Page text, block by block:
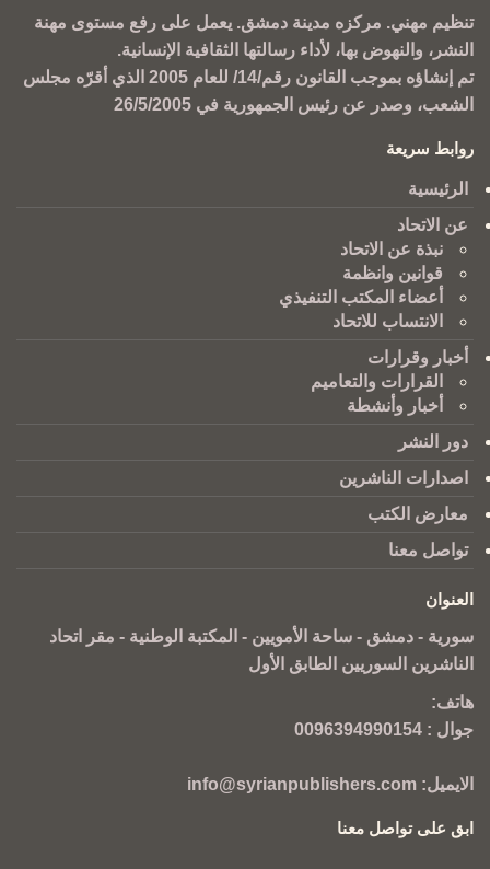
تنظيم مهني. مركزه مدينة دمشق. يعمل على رفع مستوى مهنة
النشر، والنهوض بها، لأداء رسالتها الثقافية الإنسانية.
تم إنشاؤه بموجب القانون رقم/14/ للعام 2005 الذي أقرّه مجلس
الشعب، وصدر عن رئيس الجمهورية في 26/5/2005
روابط سريعة
الرئيسية
عن الاتحاد
نبذة عن الاتحاد
قوانين وانظمة
أعضاء المكتب التنفيذي
الانتساب للاتحاد
أخبار وقرارات
القرارات والتعاميم
أخبار وأنشطة
دور النشر
اصدارات الناشرين
معارض الكتب
تواصل معنا
العنوان
سورية - دمشق - ساحة الأمويين - المكتبة الوطنية - مقر اتحاد
الناشرين السوريين الطابق الأول
هاتف:
جوال : 0096394990154
الايميل: info@syrianpublishers.com
ابق على تواصل معنا